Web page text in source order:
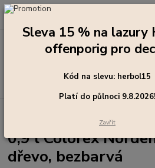
+420 273 136 255
0,9 l Colorex
0,9 l Colorex
dřevo, bezbarvá
Sleva 15 % na lazury
offenporig pro
Kód na slevu: herbol15
Platí do půlnoci 9.8.2026!
Zavřít